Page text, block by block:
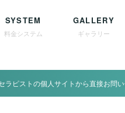
SYSTEM
料金システム
GALLERY
ギャラリー
ピストの個人サイトから直接お問い